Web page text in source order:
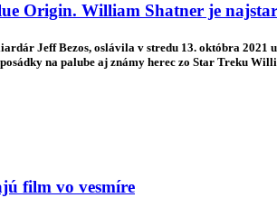
Origin. William Shatner je
Jeff Bezos, oslávila v stredu 13. októbra 2021
na palube aj známy herec zo Star Treku
film vo vesmíre